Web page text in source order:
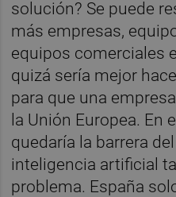
solución? Se puede
más empresas,
equipos comerciales
quizá sería mejor
para que una
la Unión Europea. En
quedaría la barrera
inteligencia artificial
problema. España